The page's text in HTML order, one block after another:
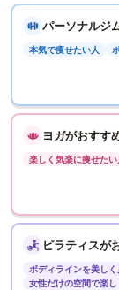
パーソナルジ
本気で痩せたい人
ヨガがおすす
楽しく気楽に痩せたい
ピラティスが
ボディラインを美しく
女性だけの空間で楽